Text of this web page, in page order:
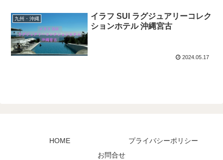
九州・沖縄
イラフ SUI ラグジュアリーコレク
ションホテル 沖縄宮古
2024.05.17
HOME
プライバシーポリシー
お問合せ